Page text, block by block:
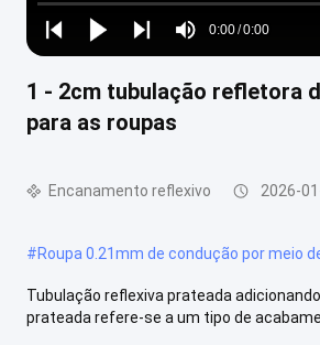
Play
Play
Play
Mute
Time
0:00/0:00
Loaded:
0%
1 - 2cm tubulação refletora
para as roupas
Encanamento reflexivo 2026-
#Roupa 0.21mm de condução por meio
Tubulação reflexiva prateada
prateada refere-se a um tipo de